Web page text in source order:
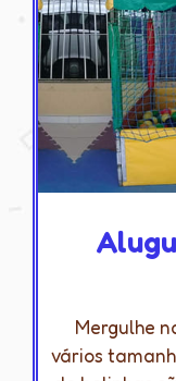
Mergulhe
vários